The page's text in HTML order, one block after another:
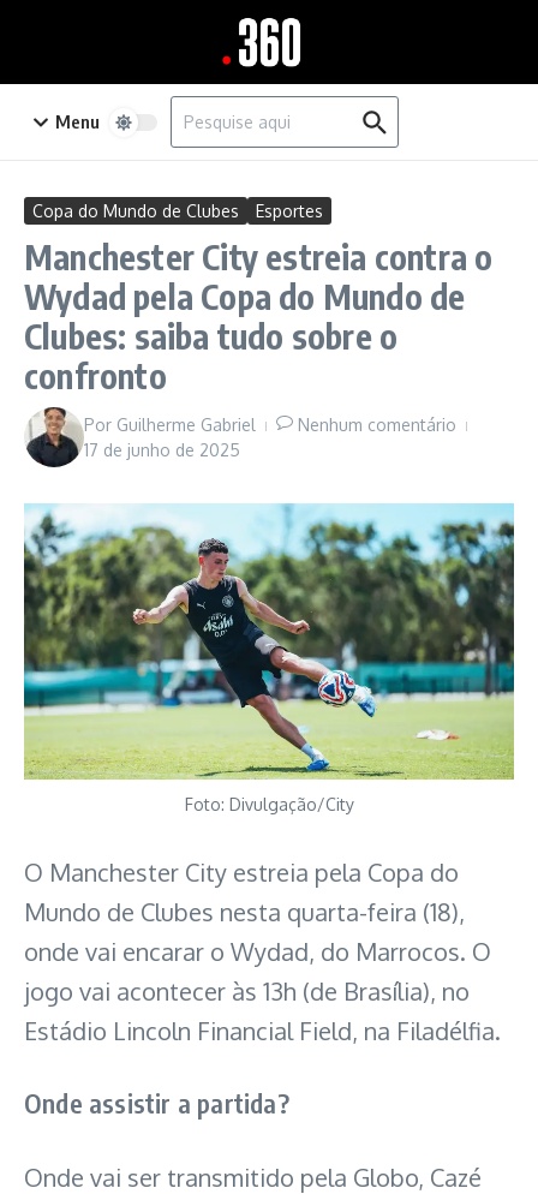
Menu
Procurar por:
Copa do Mundo de Clubes Esportes
Manchester City estreia contra o
Wydad pela Copa do Mundo de
Clubes: saiba tudo sobre o
confronto
Por Guilherme Gabriel
Nenhum comentário
17 de junho de 2025
Foto: Divulgação/City
O Manchester City estreia pela Copa do
Mundo de Clubes nesta quarta-feira (18),
onde vai encarar o Wydad, do Marrocos. O
jogo vai acontecer às 13h (de Brasília), no
Estádio Lincoln Financial Field, na Filadélfia.
Onde assistir a partida?
Onde vai ser transmitido pela Globo, Cazé